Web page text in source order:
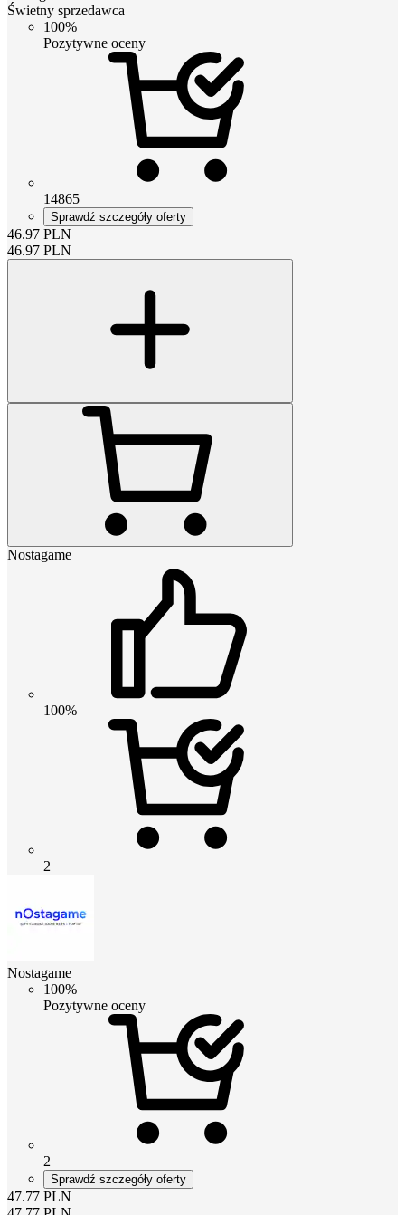
Świetny sprzedawca
100%
Pozytywne oceny
14865
Sprawdź szczegóły oferty
46.97 PLN
46.97 PLN
Nostagame
100%
2
Nostagame
100%
Pozytywne oceny
2
Sprawdź szczegóły oferty
47.77 PLN